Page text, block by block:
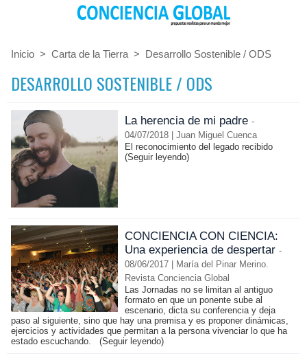
Inicio > Carta de la Tierra > Desarrollo Sostenible / ODS
DESARROLLO SOSTENIBLE / ODS
La herencia de mi padre -
04/07/2018 | Juan Miguel Cuenca
El reconocimiento del legado recibido
(Seguir leyendo)
CONCIENCIA CON CIENCIA:
Una experiencia de despertar -
08/06/2017 | María del Pinar Merino.
Revista Conciencia Global
Las Jornadas no se limitan al antiguo
formato en que un ponente sube al
escenario, dicta su conferencia y deja
paso al siguiente, sino que hay una premisa y es proponer dinámicas,
ejercicios y actividades que permitan a la persona vivenciar lo que ha
estado escuchando. (Seguir leyendo)